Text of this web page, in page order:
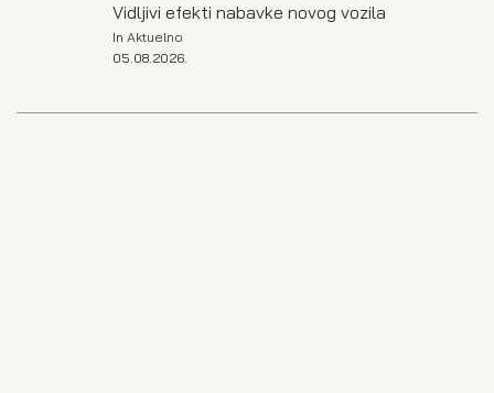
Vidljivi efekti nabavke novog vozila
In Aktuelno
05.08.2026.